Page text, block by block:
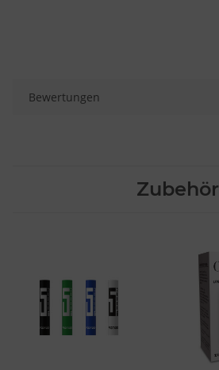
Bewertungen
Zubehör